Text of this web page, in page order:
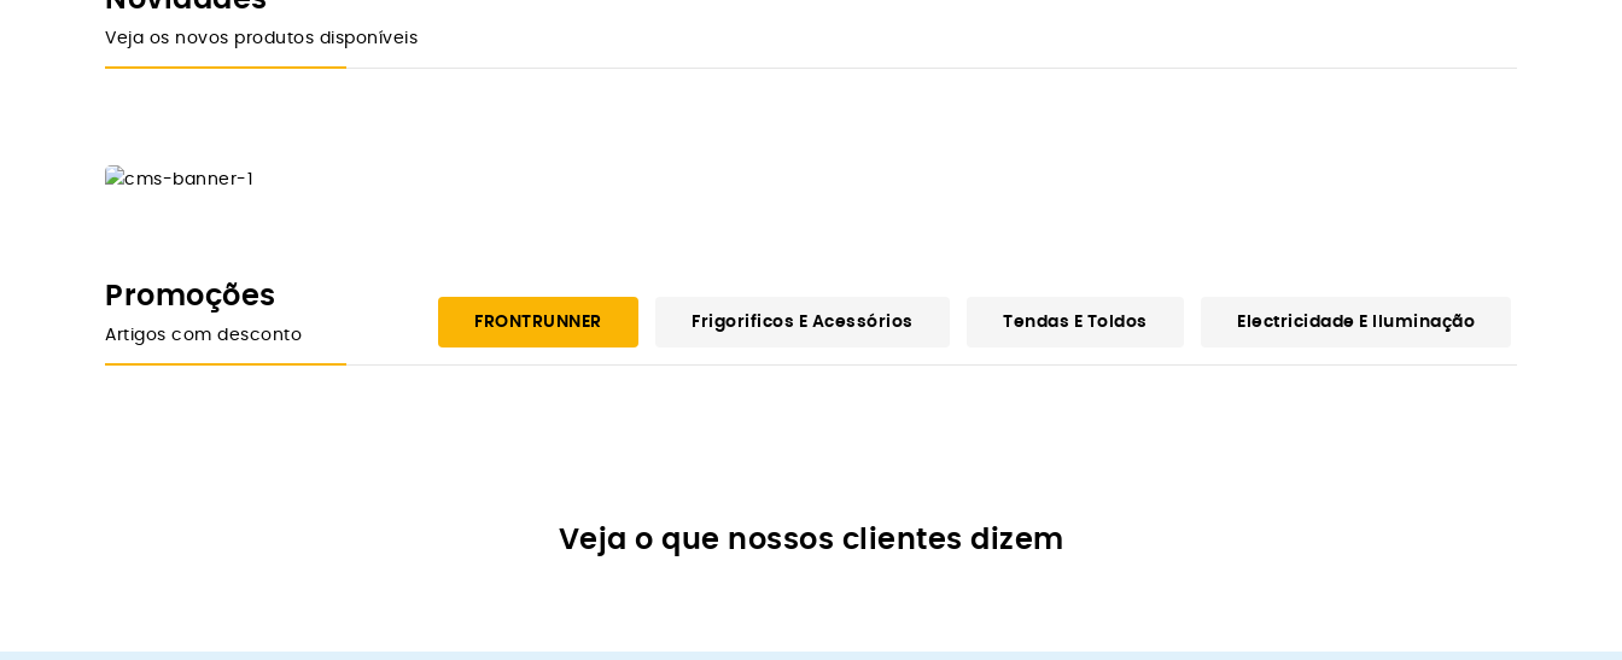
Comprar Agora
Veja os novos produtos disponíveis
Promoções
Artigos com desconto
FRONTRUNNER Frigorificos E Acessórios Tendas E Toldos Electricidade E Iluminação
Veja o que nossos clientes dizem